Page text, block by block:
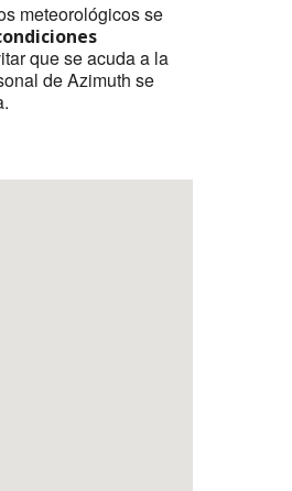
meteorológicos se
que se acuda a la
de Azimuth se